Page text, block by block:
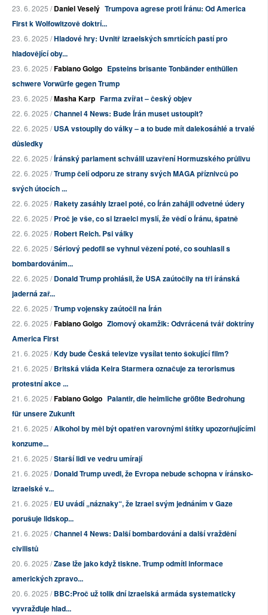
23. 6. 2025 /Daniel Veselý Trumpova agrese proti Íránu: Od America
First k Wolfowitzově doktrí...
23. 6. 2025 /Hladové hry: Uvnitř izraelských smrtících pastí pro
hladovějící oby...
23. 6. 2025 /Fabiano Golgo Epsteins brisante Tonbänder enthüllen
schwere Vorwürfe gegen Trump
23. 6. 2025 /Masha Karp Farma zvířat – český objev
22. 6. 2025 /Channel 4 News: Bude Írán muset ustoupit?
22. 6. 2025 /USA vstoupily do války – a to bude mít dalekosáhlé a trvalé
důsledky
22. 6. 2025 /Íránský parlament schválil uzavření Hormuzského průlivu
22. 6. 2025 /Trump čelí odporu ze strany svých MAGA příznivců po
svých útocích ...
22. 6. 2025 /Rakety zasáhly Izrael poté, co Írán zahájil odvetné údery
22. 6. 2025 /Proč je vše, co si Izraelci myslí, že vědí o Íránu, špatně
22. 6. 2025 /Robert Reich. Psi války
22. 6. 2025 /Sériový pedofil se vyhnul vězení poté, co souhlasil s
bombardováním...
22. 6. 2025 /Donald Trump prohlásil, že USA zaútočily na tři íránská
jaderná zař...
22. 6. 2025 /Trump vojensky zaútočil na Írán
22. 6. 2025 /Fabiano Golgo Zlomový okamžik: Odvrácená tvář doktríny
America First
21. 6. 2025 /Kdy bude Česká televize vysílat tento šokující film?
21. 6. 2025 /Britská vláda Keira Starmera označuje za terorismus
protestní akce ...
21. 6. 2025 /Fabiano Golgo Palantir, die heimliche größte Bedrohung
für unsere Zukunft
21. 6. 2025 /Alkohol by měl být opatřen varovnými štítky upozorňujícími
konzume...
21. 6. 2025 /Starší lidi ve vedru umírají
21. 6. 2025 /Donald Trump uvedl, že Evropa nebude schopna v íránsko-
izraelské v...
21. 6. 2025 /EU uvádí „náznaky“, že Izrael svým jednáním v Gaze
porušuje lidskop...
21. 6. 2025 /Channel 4 News: Další bombardování a další vraždění
civilistů
20. 6. 2025 /Zase lže jako když tiskne. Trump odmítl informace
amerických zpravo...
20. 6. 2025 /BBC:Proč už tolik dní izraelská armáda systematicky
vyvražďuje hlad...